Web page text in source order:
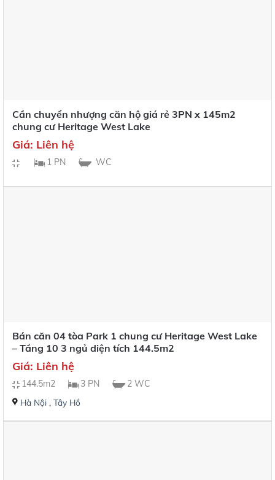
Cần chuyển nhượng căn hộ giá rẻ 3PN x 145m2
chung cư Heritage West Lake
Giá: Liên hệ
1 PN WC
Bán căn 04 tòa Park 1 chung cư Heritage West Lake
– Tầng 10 3 ngủ diện tích 144.5m2
Giá: Liên hệ
144.5m2 3 PN 2 WC
Hà Nội, Tây Hồ